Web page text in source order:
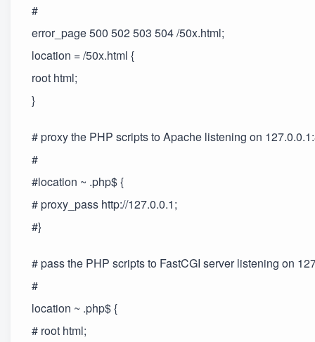
#
error_page 500 502 503 504 /50x.html;
location = /50x.html {
root html;
}
# proxy the PHP scripts to Apache listening on
#
#location ~ .php$ {
# proxy_pass http://127.0.0.1;
#}
# pass the PHP scripts to FastCGI server listening on
#
location ~ .php$ {
# root html;